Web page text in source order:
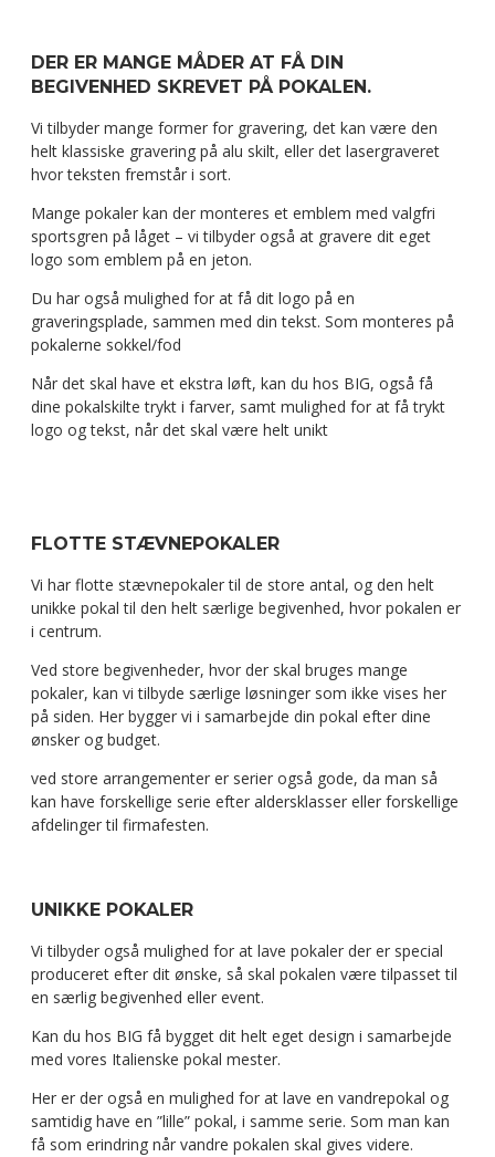
DER ER MANGE MÅDER AT FÅ DIN
BEGIVENHED SKREVET PÅ POKALEN.
Vi tilbyder mange former for gravering, det kan være den
helt klassiske gravering på alu skilt, eller det lasergraveret
hvor teksten fremstår i sort.
Mange pokaler kan der monteres et emblem med valgfri
sportsgren på låget – vi tilbyder også at gravere dit eget
logo som emblem på en jeton.
Du har også mulighed for at få dit logo på en
graveringsplade, sammen med din tekst. Som monteres på
pokalerne sokkel/fod
Når det skal have et ekstra løft, kan du hos BIG, også få
dine pokalskilte trykt i farver, samt mulighed for at få trykt
logo og tekst, når det skal være helt unikt
FLOTTE STÆVNEPOKALER
Vi har flotte stævnepokaler til de store antal, og den helt
unikke pokal til den helt særlige begivenhed, hvor pokalen er
i centrum.
Ved store begivenheder, hvor der skal bruges mange
pokaler, kan vi tilbyde særlige løsninger som ikke vises her
på siden. Her bygger vi i samarbejde din pokal efter dine
ønsker og budget.
ved store arrangementer er serier også gode, da man så
kan have forskellige serie efter aldersklasser eller forskellige
afdelinger til firmafesten.
UNIKKE POKALER
Vi tilbyder også mulighed for at lave pokaler der er special
produceret efter dit ønske, så skal pokalen være tilpasset til
en særlig begivenhed eller event.
Kan du hos BIG få bygget dit helt eget design i samarbejde
med vores Italienske pokal mester.
Her er der også en mulighed for at lave en vandrepokal og
samtidig have en ”lille” pokal, i samme serie. Som man kan
få som erindring når vandre pokalen skal gives videre.